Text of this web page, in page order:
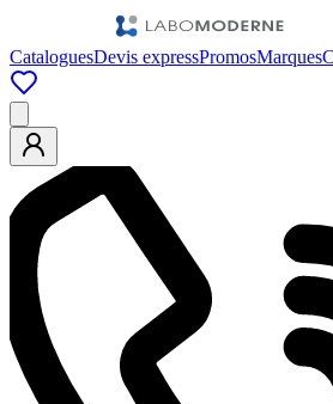
CataloguesDevis expressPromosMarques